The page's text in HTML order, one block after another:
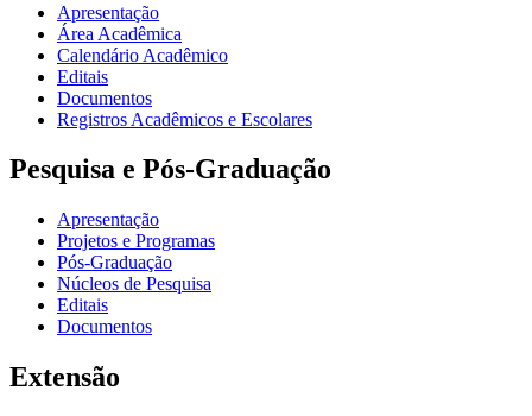
Apresentação
Área Acadêmica
Calendário Acadêmico
Editais
Documentos
Registros Acadêmicos e Escolares
Pesquisa e Pós-Graduação
Apresentação
Projetos e Programas
Pós-Graduação
Núcleos de Pesquisa
Editais
Documentos
Extensão